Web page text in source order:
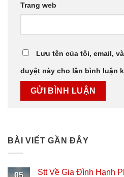
Trang web
Lưu tên của tôi, email,
duyệt này cho lần bình luận
BÀI VIẾT GẦN ĐÂY
05
Stt Về Gia Đình Hạnh